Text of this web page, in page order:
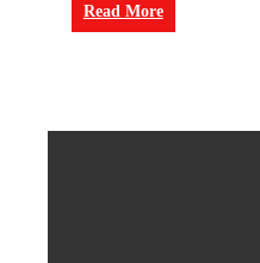
Read More